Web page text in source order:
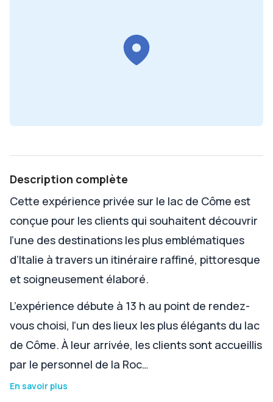
Description complète
Cette expérience privée sur le lac de Côme est
conçue pour les clients qui souhaitent découvrir
l’une des destinations les plus emblématiques
d’Italie à travers un itinéraire raffiné, pittoresque
et soigneusement élaboré.
L’expérience débute à 13 h au point de rendez-
vous choisi, l’un des lieux les plus élégants du lac
de Côme. À leur arrivée, les clients sont accueillis
par le personnel de la Roc…
En savoir plus